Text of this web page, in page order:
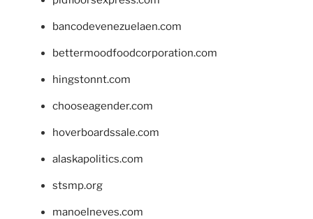
bancodevenezuelaen.com
bettermoodfoodcorporation.com
hingstonnt.com
chooseagender.com
hoverboardssale.com
alaskapolitics.com
stsmp.org
manoelneves.com